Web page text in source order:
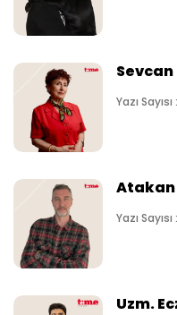
Yazı
Atakan
Yazı Sayısı
Uzm.